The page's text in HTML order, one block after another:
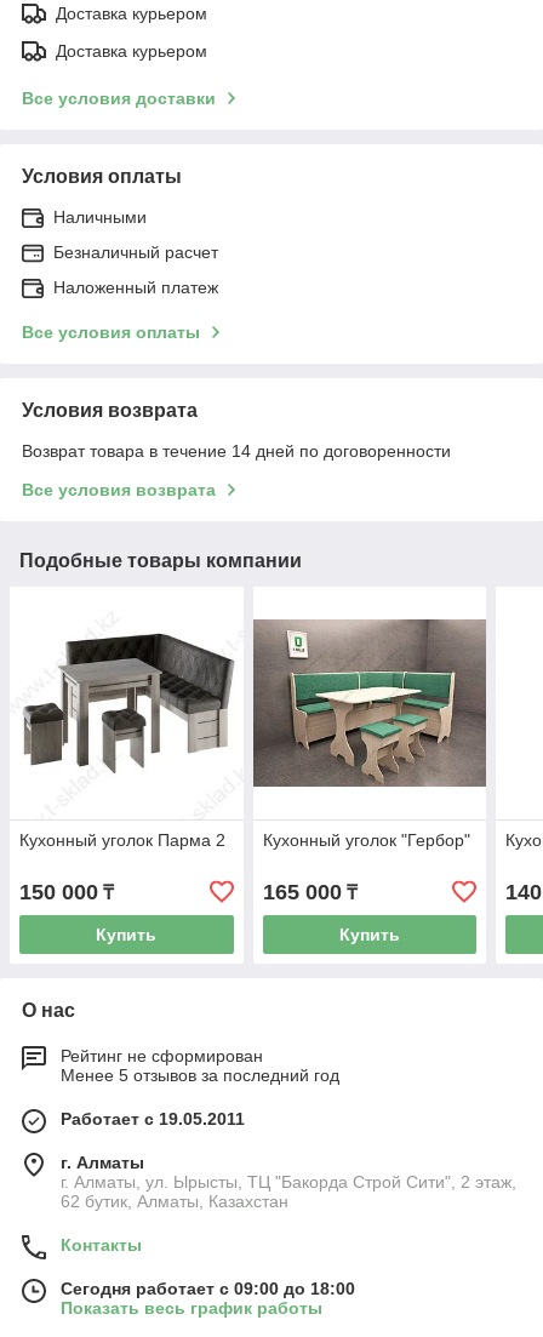
Доставка курьером
Доставка курьером
Все условия доставки
Условия оплаты
Наличными
Безналичный расчет
Наложенный платеж
Все условия оплаты
Условия возврата
Возврат товара в течение 14 дней по договоренности
Все условия возврата
Подобные товары компании
Кухонный уголок Парма 2
150 000 ₸
Купить
Кухонный уголок "Гербор"
165 000₸
Купить
О нас
Рейтинг не сформирован
Менее 5 отзывов за последний год
Работает с 19.05.2011
г. Алматы
г. Алматы, ул. Ырысты, ТЦ "Бакорда Строй Сити", 2 этаж,
62 бутик, Алматы, Казахстан
Контакты
Сегодня работает с 09:00 до 18:00
Показать весь график работы